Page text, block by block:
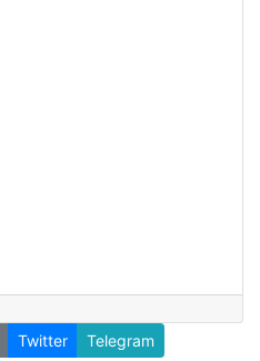
Twitter Telegram